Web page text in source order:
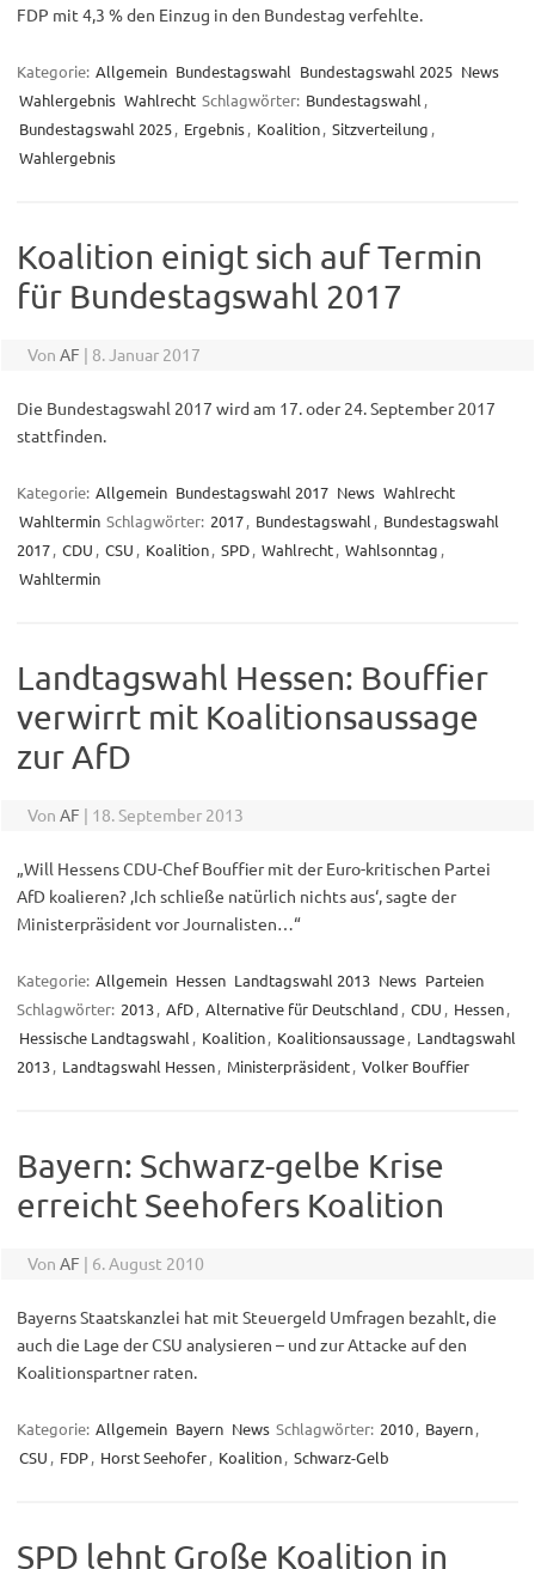
FDP mit 4,3 % den Einzug in den Bundestag verfehlte.
Kategorie: Allgemein Bundestagswahl Bundestagswahl 2025 News
Wahlergebnis Wahlrecht Schlagwörter: Bundestagswahl ,
Bundestagswahl 2025, Ergebnis, Koalition, Sitzverteilung ,
Wahlergebnis
Koalition einigt sich auf Termin
für Bundestagswahl 2017
Von AF | 8. Januar 2017
Die Bundestagswahl 2017 wird am 17. oder 24. September 2017
stattfinden.
Kategorie: Allgemein Bundestagswahl 2017 News Wahlrecht
Wahltermin Schlagwörter: 2017, Bundestagswahl , Bundestagswahl
2017, CDU , CSU , Koalition, SPD, Wahlrecht, Wahlsonntag ,
Wahltermin
Landtagswahl Hessen: Bouffier
verwirrt mit Koalitionsaussage
zur AfD
Von AF | 18. September 2013
„Will Hessens CDU-Chef Bouffier mit der Euro-kritischen Partei
AfD koalieren? ‚Ich schließe natürlich nichts aus‘, sagte der
Ministerpräsident vor Journalisten…“
Kategorie: Allgemein Hessen Landtagswahl 2013 News Parteien
Schlagwörter: 2013, AfD, Alternative für Deutschland , CDU , Hessen,
Hessische Landtagswahl , Koalition, Koalitionsaussage, Landtagswahl
2013, Landtagswahl Hessen, Ministerpräsident, Volker Bouffier
Bayern: Schwarz-gelbe Krise
erreicht Seehofers Koalition
Von AF | 6. August 2010
Bayerns Staatskanzlei hat mit Steuergeld Umfragen bezahlt, die
auch die Lage der CSU analysieren – und zur Attacke auf den
Koalitionspartner raten.
Kategorie: Allgemein Bayern News Schlagwörter: 2010, Bayern,
CSU , FDP, Horst Seehofer, Koalition, Schwarz-Gelb
SPD lehnt Große Koalition in